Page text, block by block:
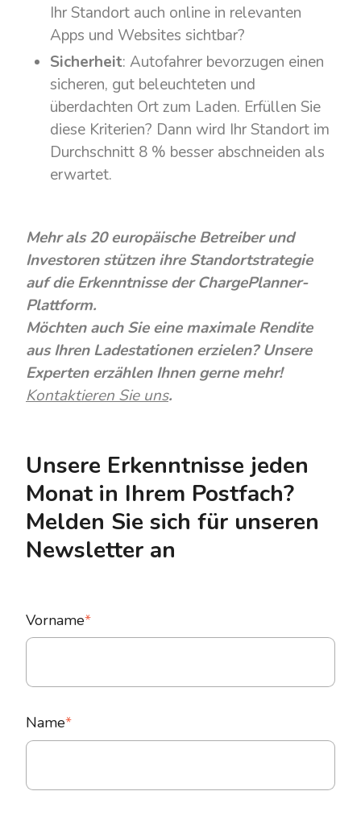
Ihr Standort auch online in relevanten
Apps und Websites sichtbar?
Sicherheit: Autofahrer bevorzugen einen
sicheren, gut beleuchteten und
überdachten Ort zum Laden. Erfüllen Sie
diese Kriterien? Dann wird Ihr Standort im
Durchschnitt 8 % besser abschneiden als
erwartet.
Mehr als 20 europäische Betreiber und
Investoren stützen ihre Standortstrategie
auf die Erkenntnisse der ChargePlanner-
Plattform.
Möchten auch Sie eine maximale Rendite
aus Ihren Ladestationen erzielen? Unsere
Experten erzählen Ihnen gerne mehr!
Kontaktieren Sie uns.
Unsere Erkenntnisse jeden
Monat in Ihrem Postfach?
Melden Sie sich für unseren
Newsletter an
Vorname*
Name*